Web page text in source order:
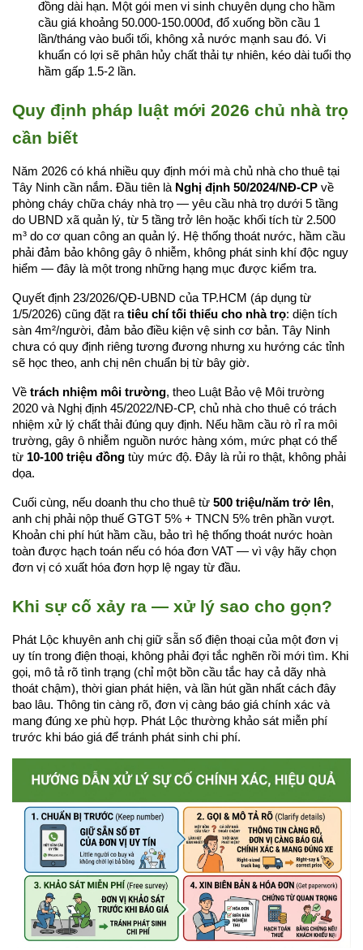
đồng dài hạn. Một gói men vi sinh chuyên dụng cho hầm
cầu giá khoảng 50.000-150.000đ, đổ xuống bồn cầu 1
lần/tháng vào buổi tối, không xả nước mạnh sau đó. Vi
khuẩn có lợi sẽ phân hủy chất thải tự nhiên, kéo dài tuổi thọ
hầm gấp 1.5-2 lần.
Quy định pháp luật mới 2026 chủ nhà trọ
cần biết
Năm 2026 có khá nhiều quy định mới mà chủ nhà cho thuê tại
Tây Ninh cần nắm. Đầu tiên là Nghị định 50/2024/NĐ-CP về
phòng cháy chữa cháy nhà trọ — yêu cầu nhà trọ dưới 5 tầng
do UBND xã quản lý, từ 5 tầng trở lên hoặc khối tích từ 2.500
m³ do cơ quan công an quản lý. Hệ thống thoát nước, hầm cầu
phải đảm bảo không gây ô nhiễm, không phát sinh khí độc nguy
hiểm — đây là một trong những hạng mục được kiểm tra.
Quyết định 23/2026/QĐ-UBND của TP.HCM (áp dụng từ
1/5/2026) cũng đặt ra tiêu chí tối thiểu cho nhà trọ: diện tích
sàn 4m²/người, đảm bảo điều kiện vệ sinh cơ bản. Tây Ninh
chưa có quy định riêng tương đương nhưng xu hướng các tỉnh
sẽ học theo, anh chị nên chuẩn bị từ bây giờ.
Về trách nhiệm môi trường, theo Luật Bảo vệ Môi trường
2020 và Nghị định 45/2022/NĐ-CP, chủ nhà cho thuê có trách
nhiệm xử lý chất thải đúng quy định. Nếu hầm cầu rò rỉ ra môi
trường, gây ô nhiễm nguồn nước hàng xóm, mức phạt có thể
từ 10-100 triệu đồng tùy mức độ. Đây là rủi ro thật, không phải
dọa.
Cuối cùng, nếu doanh thu cho thuê từ 500 triệu/năm trở lên,
anh chị phải nộp thuế GTGT 5% + TNCN 5% trên phần vượt.
Khoản chi phí hút hầm cầu, bảo trì hệ thống thoát nước hoàn
toàn được hạch toán nếu có hóa đơn VAT — vì vậy hãy chọn
đơn vị có xuất hóa đơn hợp lệ ngay từ đầu.
Khi sự cố xảy ra — xử lý sao cho gọn?
Phát Lộc khuyên anh chị giữ sẵn số điện thoại của một đơn vị
uy tín trong điện thoại, không phải đợi tắc nghẽn rồi mới tìm. Khi
gọi, mô tả rõ tình trạng (chỉ một bồn cầu tắc hay cả dãy nhà
thoát chậm), thời gian phát hiện, và lần hút gần nhất cách đây
bao lâu. Thông tin càng rõ, đơn vị càng báo giá chính xác và
mang đúng xe phù hợp. Phát Lộc thường khảo sát miễn phí
trước khi báo giá để tránh phát sinh chi phí.